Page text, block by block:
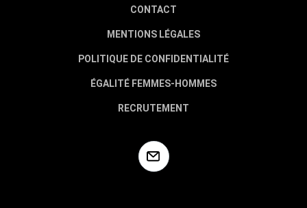
CONTACT
MENTIONS LÉGALES
POLITIQUE DE CONFIDENTIALITÉ
ÉGALITÉ FEMMES-HOMMES
RECRUTEMENT